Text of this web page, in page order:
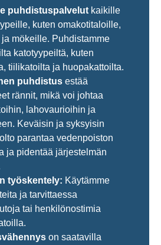
puhdistuspalvelut kaikille
kuten omakotitaloille,
mökeille. Puhdistamme
katotyypeiltä, kuten
tiilikatoilta ja huopakattoilta.
puhdistus estää
rännit, mikä voi johtaa
lahovaurioihin ja
Keväisin ja syksyisin
parantaa vedenpoiston
ja pidentää järjestelmän
työskentely: Käytämme
ja tarvittaessa
tai henkilönostimia
on saatavilla